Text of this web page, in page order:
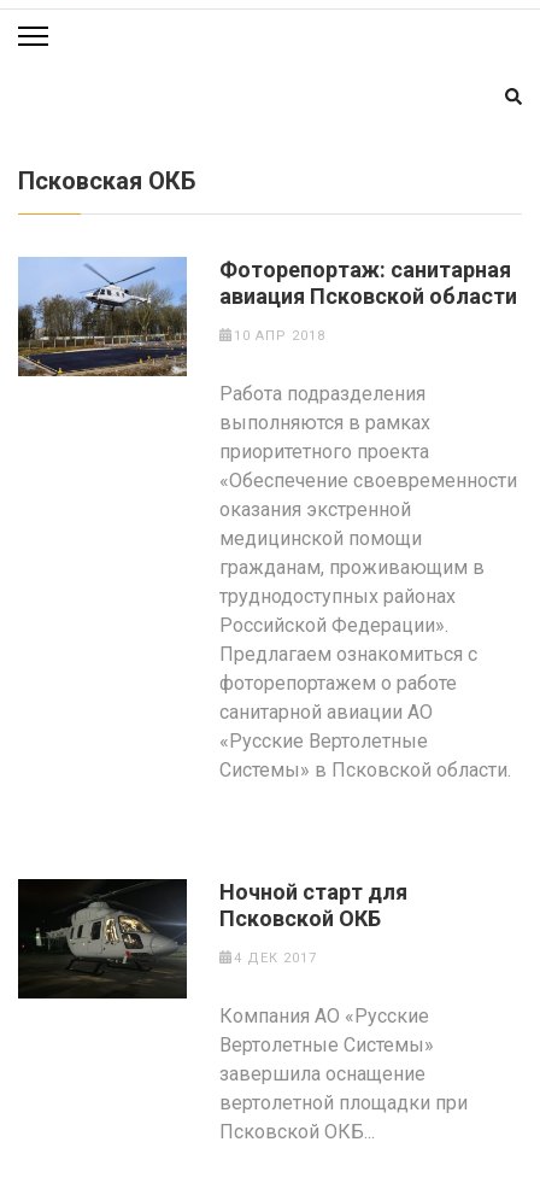
Псковская ОКБ
Фоторепортаж: санитарная
авиация Псковской области
10 АПР 2018
Работа подразделения
выполняются в рамках
приоритетного проекта
«Обеспечение своевременности
оказания экстренной
медицинской помощи
гражданам, проживающим в
труднодоступных районах
Российской Федерации».
Предлагаем ознакомиться с
фоторепортажем о работе
санитарной авиации АО
«Русские Вертолетные
Системы» в Псковской области.
Ночной старт для
Псковской ОКБ
4 ДЕК 2017
Компания АО «Русские
Вертолетные Системы»
завершила оснащение
вертолетной площадки при
Псковской ОКБ...